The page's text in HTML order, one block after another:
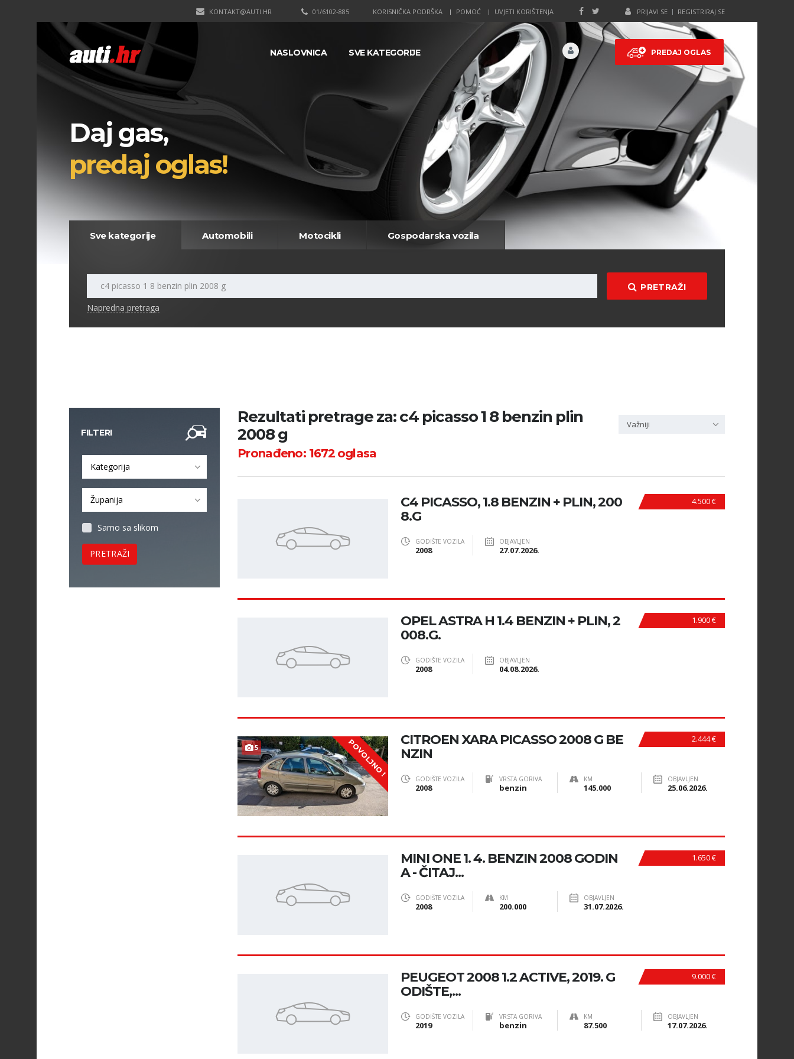
PRIJAVI SE REGISTRIRAJ SE
KORISNIČKA PODRŠKA POMOĆ UVJETI KORIŠTENJA
01/6102-885
KONTAKT@AUTI.HR
PREDAJ OGLAS
NASLOVNICA SVE KATEGORIJE
Daj gas,
predaj oglas!
Sve kategorije Automobili Motocikli Gospodarska vozila
PRETRAŽI
Napredna pretraga
FILTERI
Kategorija
Županija
Samo sa slikom
PRETRAŽI
Rezultati pretrage za: c4 picasso 1 8 benzin plin
2008 g
Pronađeno: 1672oglasa
Važniji
4.500 €
C4 PICASSO, 1.8 BENZIN + PLIN, 200
8.G
GODIŠTE VOZILA
2008
OBJAVLJEN
27.07.2026.
1.900 €
OPEL ASTRA H 1.4 BENZIN + PLIN, 2
008.G.
GODIŠTE VOZILA
2008
OBJAVLJEN
04.08.2026.
5 POVOLJNO ! 2.444 €
CITROEN XARA PICASSO 2008 G BE
NZIN
GODIŠTE VOZILA
2008
VRSTA GORIVA
benzin
KM
145.000
OBJAVLJEN
25.06.2026.
1.650 €
MINI ONE 1. 4. BENZIN 2008 GODIN
A - ČITAJ...
GODIŠTE VOZILA
2008
KM
200.000
OBJAVLJEN
31.07.2026.
9.000 €
PEUGEOT 2008 1.2 ACTIVE, 2019. G
ODIŠTE,...
GODIŠTE VOZILA
2019
VRSTA GORIVA
benzin
KM
87.500
OBJAVLJEN
17.07.2026.